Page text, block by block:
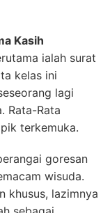
Kasih
ialah surat
kelas ini
lagi
Rata-Rata
terkemuka.
goresan
wisuda.
khusus, lazimnya